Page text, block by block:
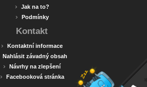
› Jak na to?
› Podmínky
Kontakt
› Kontaktní informace
Nahlásit závadný obsah
› Návrhy na zlepšení
› Facebooková stránka